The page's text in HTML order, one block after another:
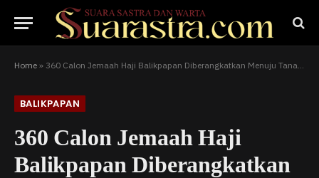
Home » 360 Calon Jemaah Haji Balikpapan Diberangkatkan Menuju Tanah Suci, Dilepas Langsung Wakil Gubernur Kaltim
BALIKPAPAN
360 Calon Jemaah Haji
Balikpapan Diberangkatkan